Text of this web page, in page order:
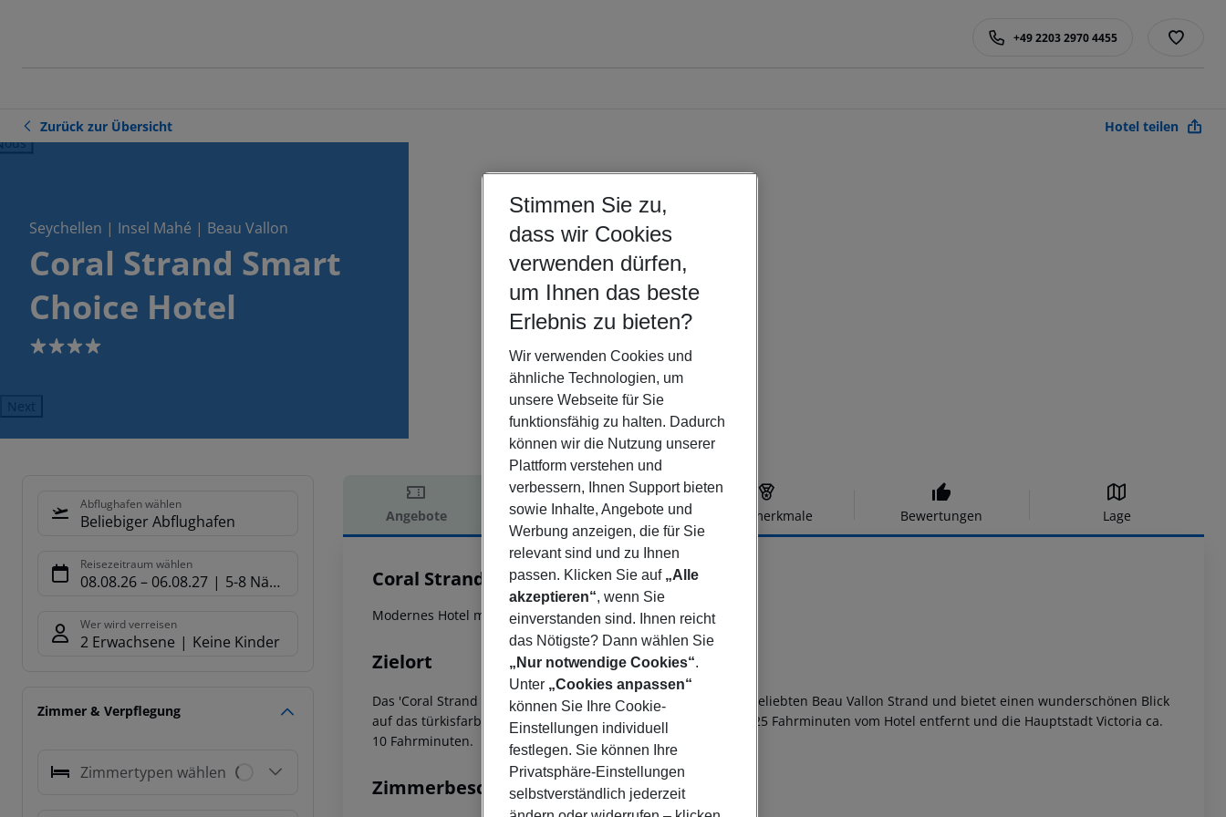
+49 2203 2970 4455
Zurück zur Übersicht Hotel teilen
Seychellen | Insel Mahé | Beau Vallon
Coral Strand Smart
Choice Hotel
4
Next
Abflughafen wählen
Beliebiger Abflughafen
Reisezeitraum wählen
08.08.26– 06.08.27 5-8 Nächte
Wer wird verreisen
2 Erwachsene Keine Kinder
Zimmer & Verpflegung
Zimmertypen wählen
Angebote Hotelbeschreibung Hotelmerkmale Bewertungen Lage
Hotelbeschreibung
Coral Strand Smart Choice Hotel
Modernes Hotel mit direkter Strandlage!
Zielort
Das 'Coral Strand Smart Choice Hotel' befindet sich direkt am beliebten Beau Vallon Strand und bietet einen wunderschönen Blick
auf das türkisfarbene Meer. Der Flughafen befindet sich etwa 25 Fahrminuten vom Hotel entfernt und die Hauptstadt Victoria ca.
10 Fahrminuten.
Zimmerbeschreibung
Stimmen Sie zu,
dass wir Cookies
verwenden dürfen,
um Ihnen das beste
Erlebnis zu bieten?
Wir verwenden Cookies und
ähnliche Technologien, um
unsere Webseite für Sie
funktionsfähig zu halten. Dadurch
können wir die Nutzung unserer
Plattform verstehen und
verbessern, Ihnen Support bieten
sowie Inhalte, Angebote und
Werbung anzeigen, die für Sie
relevant sind und zu Ihnen
passen. Klicken Sie auf „Alle
akzeptieren“, wenn Sie
einverstanden sind. Ihnen reicht
das Nötigste? Dann wählen Sie
„Nur notwendige Cookies“.
Unter „Cookies anpassen“
können Sie Ihre Cookie-
Einstellungen individuell
festlegen. Sie können Ihre
Privatsphäre-Einstellungen
selbstverständlich jederzeit